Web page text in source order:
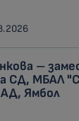
–
СД, МБАЛ
Ямбол